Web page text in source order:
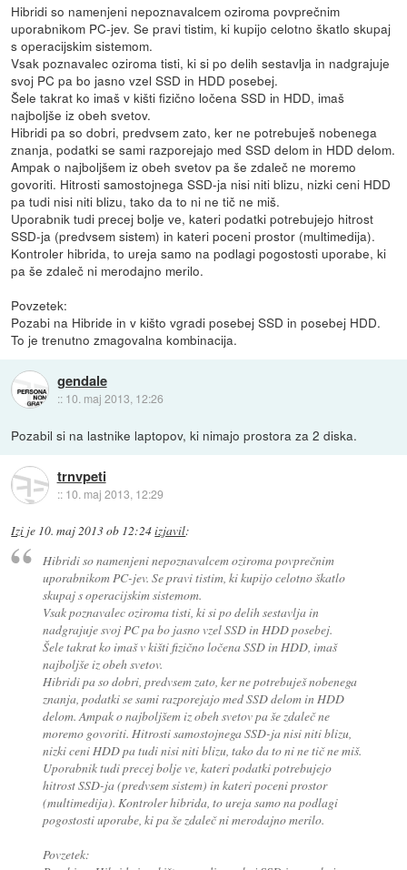
Hibridi so namenjeni nepoznavalcem oziroma povprečnim
uporabnikom PC-jev. Se pravi tistim, ki kupijo celotno škatlo skupaj
s operacijskim sistemom.
Vsak poznavalec oziroma tisti, ki si po delih sestavlja in nadgrajuje
svoj PC pa bo jasno vzel SSD in HDD posebej.
Šele takrat ko imaš v kišti fizično ločena SSD in HDD, imaš
najboljše iz obeh svetov.
Hibridi pa so dobri, predvsem zato, ker ne potrebuješ nobenega
znanja, podatki se sami razporejajo med SSD delom in HDD delom.
Ampak o najboljšem iz obeh svetov pa še zdaleč ne moremo
govoriti. Hitrosti samostojnega SSD-ja nisi niti blizu, nizki ceni HDD
pa tudi nisi niti blizu, tako da to ni ne tič ne miš.
Uporabnik tudi precej bolje ve, kateri podatki potrebujejo hitrost
SSD-ja (predvsem sistem) in kateri poceni prostor (multimedija).
Kontroler hibrida, to ureja samo na podlagi pogostosti uporabe, ki
pa še zdaleč ni merodajno merilo.
Povzetek:
Pozabi na Hibride in v kišto vgradi posebej SSD in posebej HDD.
To je trenutno zmagovalna kombinacija.
gendale
:: 10. maj 2013, 12:26
Pozabil si na lastnike laptopov, ki nimajo prostora za 2 diska.
trnvpeti
:: 10. maj 2013, 12:29
Izi je 10. maj 2013 ob 12:24izjavil:
Hibridi so namenjeni nepoznavalcem oziroma povprečnim
uporabnikom PC-jev. Se pravi tistim, ki kupijo celotno škatlo
skupaj s operacijskim sistemom.
Vsak poznavalec oziroma tisti, ki si po delih sestavlja in
nadgrajuje svoj PC pa bo jasno vzel SSD in HDD posebej.
Šele takrat ko imaš v kišti fizično ločena SSD in HDD, imaš
najboljše iz obeh svetov.
Hibridi pa so dobri, predvsem zato, ker ne potrebuješ nobenega
znanja, podatki se sami razporejajo med SSD delom in HDD
delom. Ampak o najboljšem iz obeh svetov pa še zdaleč ne
moremo govoriti. Hitrosti samostojnega SSD-ja nisi niti blizu,
nizki ceni HDD pa tudi nisi niti blizu, tako da to ni ne tič ne miš.
Uporabnik tudi precej bolje ve, kateri podatki potrebujejo
hitrost SSD-ja (predvsem sistem) in kateri poceni prostor
(multimedija). Kontroler hibrida, to ureja samo na podlagi
pogostosti uporabe, ki pa še zdaleč ni merodajno merilo.
Povzetek: